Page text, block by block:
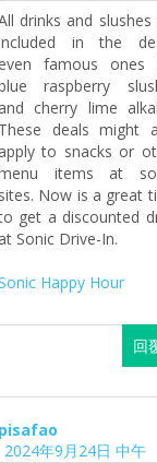
drinks and slushes
in the
even famous ones
raspberry
and cherry lime
These deals might
apply to snacks or
items at
sites. Now is a great
get a discounted
at Sonic Drive-In.
Happy Hour
回
pisafao
2024年9月24日 中午